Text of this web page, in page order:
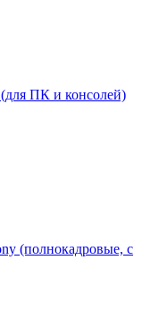
ПК и консолей)
(полнокадровые, с